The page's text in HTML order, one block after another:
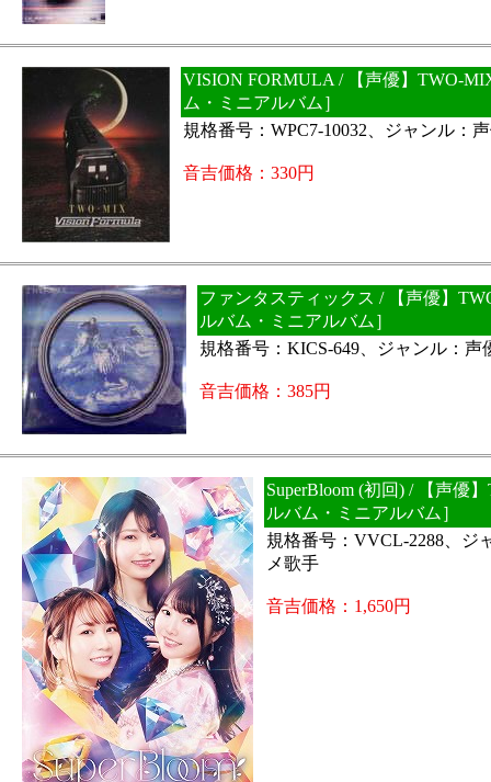
VISION FORMULA / 【声優】TWO-
ム・ミニアルバム］
規格番号：WPC7-10032、ジャンル：
音吉価格：330円
ファンタスティックス / 【声優】
ルバム・ミニアルバム］
規格番号：KICS-649、ジャンル：声
音吉価格：385円
SuperBloom (初回) / 【声優
ルバム・ミニアルバム］
規格番号：VVCL-2288、ジ
メ歌手
音吉価格：1,650円